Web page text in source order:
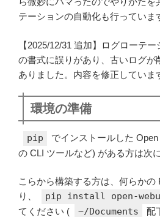
テーションの自動化も行っていま
【2025/12/31 追加】ログローテ
の書式に誤りがあり、古いログが
ありました。内容を修正していま
環境の準備
pip
でインストールした
の CLI ツールなど) がある方は次
こらから構築する方は、何らかの
り、
pip install open-
てください (
~/Documents
配